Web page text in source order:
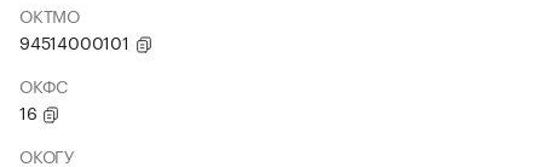
ОКТМО
94514000101
ОКФС
16
ОКОГУ